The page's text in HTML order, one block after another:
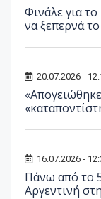
Φινάλε για
να ξεπερνά
20.07.2026 -
16.07.2026 -
Πάνω από το
Αργεντινή